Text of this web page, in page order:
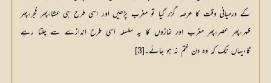
کے درمیانی وقت کا عرصہ گزر گیا تو مغرب پڑھیں اور اسی طرح ہی عشا،پھر فجر،پھر
ظہر،پھر عصر،پھر مغرب اور نمازوں کا یہ سلسلہ اسی طرح اندازے سے چلتا رہے
گا،یہاں تک کہ وہ دن ختم نہ ہو جائے۔[3]